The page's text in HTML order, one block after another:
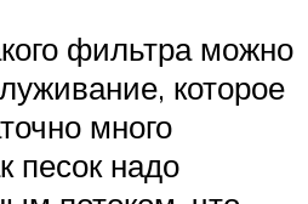
фильтра можно
которое
много
песок надо